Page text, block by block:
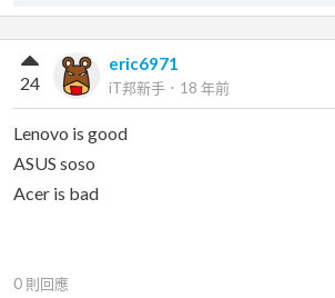
eric6971
iT邦新手 ． 18 年前
24
Lenovo is good
ASUS soso
Acer is bad
0 則回應